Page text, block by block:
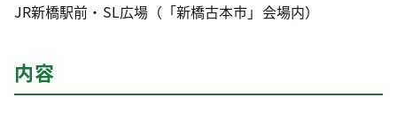
JR新橋駅前・SL広場（「新橋古本市」会場内）
内容